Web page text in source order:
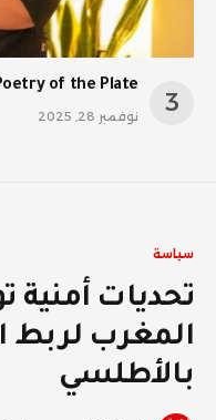
of the Plate
نوفمبر 28, 2025
سياسة
تحديات أمنية
المغرب لربط
بالأطلسي